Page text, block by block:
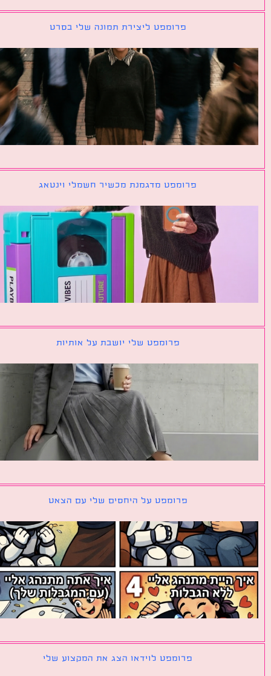
פרומפט ליצירת תמונה שלי בסרט
פרומפט מדגמנת מכשיר חשמלי וינטאג
פרומפט שלי יושבת על אותיות
פרומפט על היחסים שלי עם הצאט
פרומפט לוידאו הצג את המקצוע שלי